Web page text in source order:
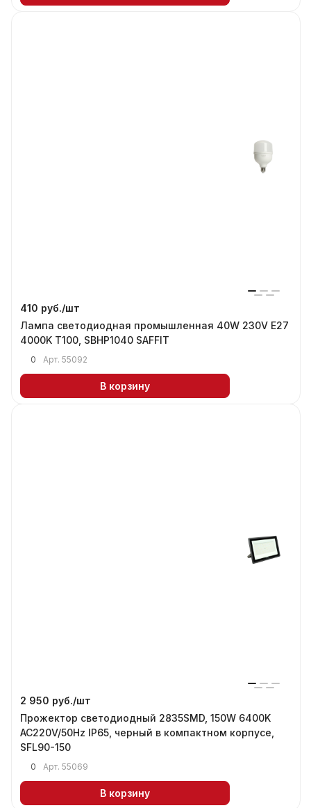
410 руб./шт
Лампа светодиодная промышленная 40W 230V E27
4000K T100, SBHP1040 SAFFIT
0 Арт. 55092
В корзину
2 950 руб./шт
Прожектор светодиодный 2835SMD, 150W 6400K
AC220V/50Hz IP65, черный в компактном корпусе,
SFL90-150
0 Арт. 55069
В корзину